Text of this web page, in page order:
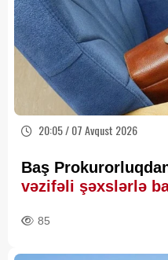
20:05 / 07 Avqust 2026
Baş
vəzifəli şəxslərlə
85